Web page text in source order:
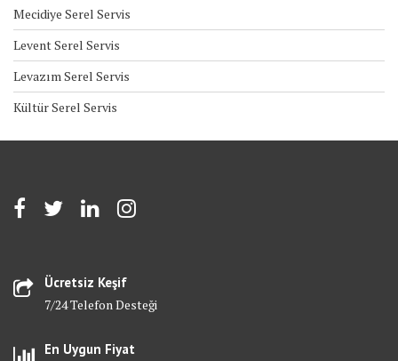
Mecidiye Serel Servis
Levent Serel Servis
Levazım Serel Servis
Kültür Serel Servis
Ücretsiz Keşif
7/24 Telefon Desteği
En Uygun Fiyat